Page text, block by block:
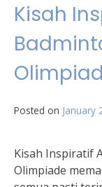
Kisah
Posted on January
Kisah Inspiratif
Olimpiade